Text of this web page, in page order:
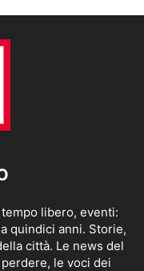
libero, eventi:
quindici anni. Storie,
città. Le news del
le voci dei